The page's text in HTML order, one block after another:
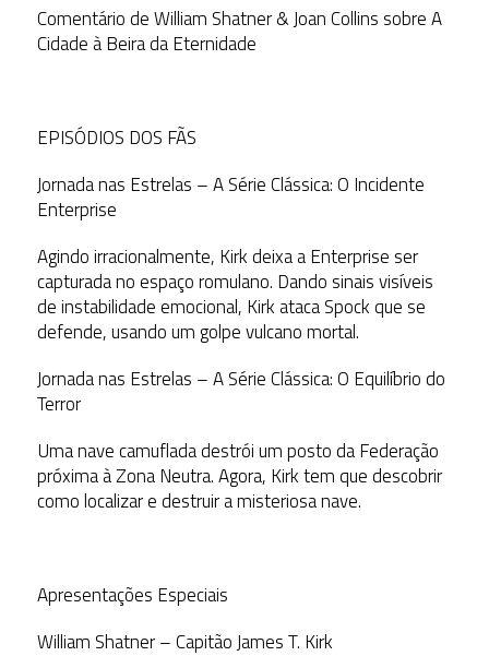
Comentário de William Shatner & Joan Collins sobre A
Cidade à Beira da Eternidade
EPISÓDIOS DOS FÃS
Jornada nas Estrelas – A Série Clássica: O Incidente
Enterprise
Agindo irracionalmente, Kirk deixa a Enterprise ser
capturada no espaço romulano. Dando sinais visíveis
de instabilidade emocional, Kirk ataca Spock que se
defende, usando um golpe vulcano mortal.
Jornada nas Estrelas – A Série Clássica: O Equilíbrio do
Terror
Uma nave camuflada destrói um posto da Federação
próxima à Zona Neutra. Agora, Kirk tem que descobrir
como localizar e destruir a misteriosa nave.
Apresentações Especiais
William Shatner – Capitão James T. Kirk